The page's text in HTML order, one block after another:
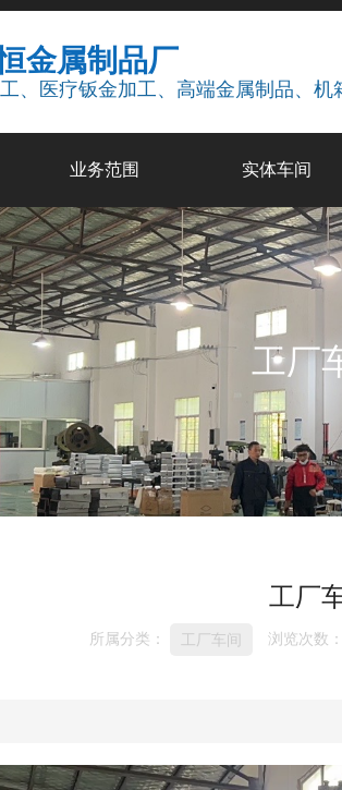
金属制品厂
、医疗钣金加工、高端金属制品、机
业务范围 实体车间
工厂
工厂
所属分类： 工厂车间 浏览次数：